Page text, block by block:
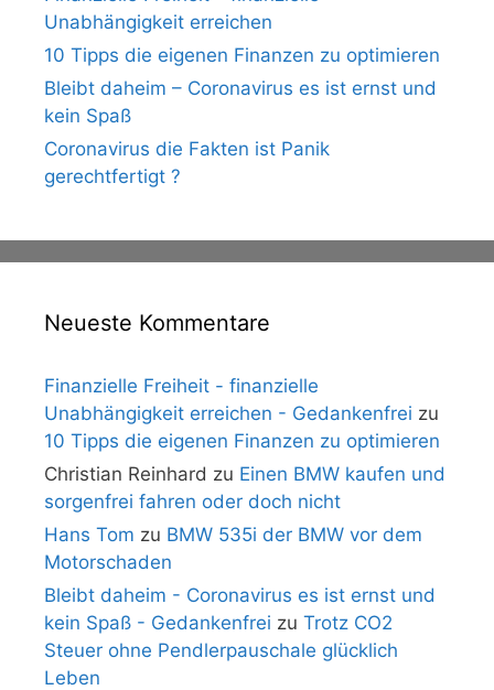
Unabhängigkeit erreichen
10 Tipps die eigenen Finanzen zu optimieren
Bleibt daheim – Coronavirus es ist ernst und
kein Spaß
Coronavirus die Fakten ist Panik
gerechtfertigt ?
Neueste Kommentare
Finanzielle Freiheit - finanzielle
Unabhängigkeit erreichen - Gedankenfrei zu
10 Tipps die eigenen Finanzen zu optimieren
Christian Reinhard zu Einen BMW kaufen und
sorgenfrei fahren oder doch nicht
Hans Tom zu BMW 535i der BMW vor dem
Motorschaden
Bleibt daheim - Coronavirus es ist ernst und
kein Spaß - Gedankenfrei zu Trotz CO2
Steuer ohne Pendlerpauschale glücklich
Leben